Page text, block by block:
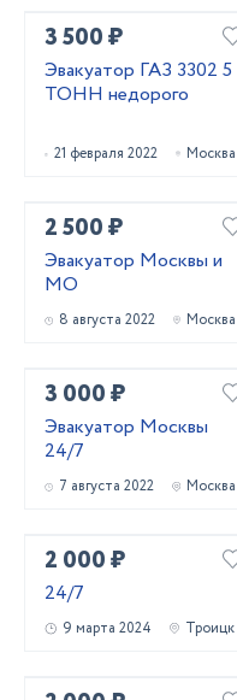
3 500 ₽
Эвакуатор ГАЗ 3302 5
ТОНН недорого
21 февраля 2022 Москва
2 500 ₽
Эвакуатор Москвы и
МО
8 августа 2022 Москва
3 000 ₽
Эвакуатор Москвы
24/7
7 августа 2022 Москва
2 000 ₽
24/7
9 марта 2024 Троицк